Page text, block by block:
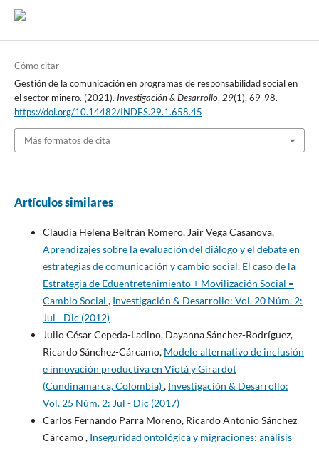
Cómo citar
Gestión de la comunicación en programas de responsabilidad social en
el sector minero. (2021). Investigación & Desarrollo, 29(1), 69-98.
https://doi.org/10.14482/INDES.29.1.658.45
Más formatos de cita
Artículos similares
Claudia Helena Beltrán Romero, Jair Vega Casanova,
Aprendizajes sobre la evaluación del diálogo y el debate en
estrategias de comunicación y cambio social. El caso de la
Estrategia de Eduentretenimiento + Movilización Social =
Cambio Social , Investigación & Desarrollo: Vol. 20 Núm. 2:
Jul - Dic (2012)
Julio César Cepeda-Ladino, Dayanna Sánchez-Rodríguez,
Ricardo Sánchez-Cárcamo, Modelo alternativo de inclusión
e innovación productiva en Viotá y Girardot
(Cundinamarca, Colombia), Investigación & Desarrollo:
Vol. 25 Núm. 2: Jul - Dic (2017)
Carlos Fernando Parra Moreno, Ricardo Antonio Sánchez
Cárcamo , Inseguridad ontológica y migraciones: análisis